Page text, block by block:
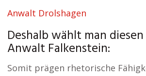
Anwalt Drolshagen
Deshalb wählt man
Anwalt Falkenstein:
Somit prägen rhetorische